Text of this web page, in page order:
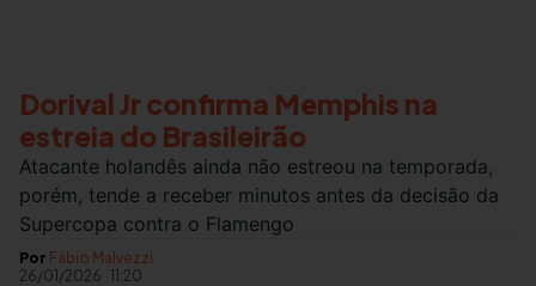
Dorival Jr confirma Memphis na
estreia do Brasileirão
Atacante holandês ainda não estreou na temporada,
porém, tende a receber minutos antes da decisão da
Supercopa contra o Flamengo
Por Fábio Malvezzi
26/01/2026 · 11:20